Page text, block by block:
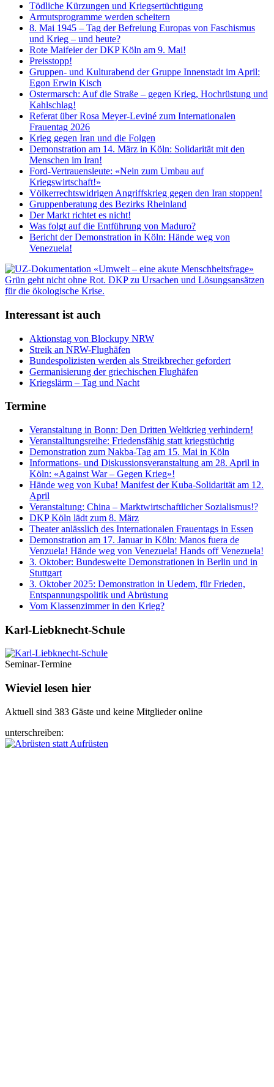
Tödliche Kürzungen und Kriegsertüchtigung
Armutsprogramme werden scheitern
8. Mai 1945 – Tag der Befreiung Europas von Faschismus
und Krieg – und heute?
Rote Maifeier der DKP Köln am 9. Mai!
Preisstopp!
Gruppen- und Kulturabend der Gruppe Innenstadt im April:
Egon Erwin Kisch
Ostermarsch: Auf die Straße – gegen Krieg, Hochrüstung und
Kahlschlag!
Referat über Rosa Meyer-Leviné zum Internationalen
Frauentag 2026
Krieg gegen Iran und die Folgen
Demonstration am 14. März in Köln: Solidarität mit den
Menschen im Iran!
Ford-Vertrauensleute: «Nein zum Umbau auf
Kriegswirtschaft!»
Völkerrechtswidrigen Angriffskrieg gegen den Iran stoppen!
Gruppenberatung des Bezirks Rheinland
Der Markt richtet es nicht!
Was folgt auf die Entführung von Maduro?
Bericht der Demonstration in Köln: Hände weg von
Venezuela!
Interessant ist auch
Aktionstag von Blockupy NRW
Streik an NRW-Flughäfen
Bundespolizisten werden als Streikbrecher gefordert
Germanisierung der griechischen Flughäfen
Kriegslärm – Tag und Nacht
Termine
Veranstaltung in Bonn: Den Dritten Weltkrieg verhindern!
Veranstalltungsreihe: Friedensfähig statt kriegstüchtig
Demonstration zum Nakba-Tag am 15. Mai in Köln
Informations- und Diskussionsveranstaltung am 28. April in
Köln: «Against War – Gegen Krieg»!
Hände weg von Kuba! Manifest der Kuba-Solidarität am 12.
April
Veranstaltung: China – Marktwirtschaftlicher Sozialismus!?
DKP Köln lädt zum 8. März
Theater anlässlich des Internationalen Frauentags in Essen
Demonstration am 17. Januar in Köln: Manos fuera de
Venzuela! Hände weg von Venezuela! Hands off Venezuela!
3. Oktober: Bundesweite Demonstrationen in Berlin und in
Stuttgart
3. Oktober 2025: Demonstration in Uedem, für Frieden,
Entspannungspolitik und Abrüstung
Vom Klassenzimmer in den Krieg?
Karl-Liebknecht-­Schule
Seminar-Termine
Wieviel lesen hier
Aktuell sind 383 Gäste und keine Mitglieder online
unterschreiben: